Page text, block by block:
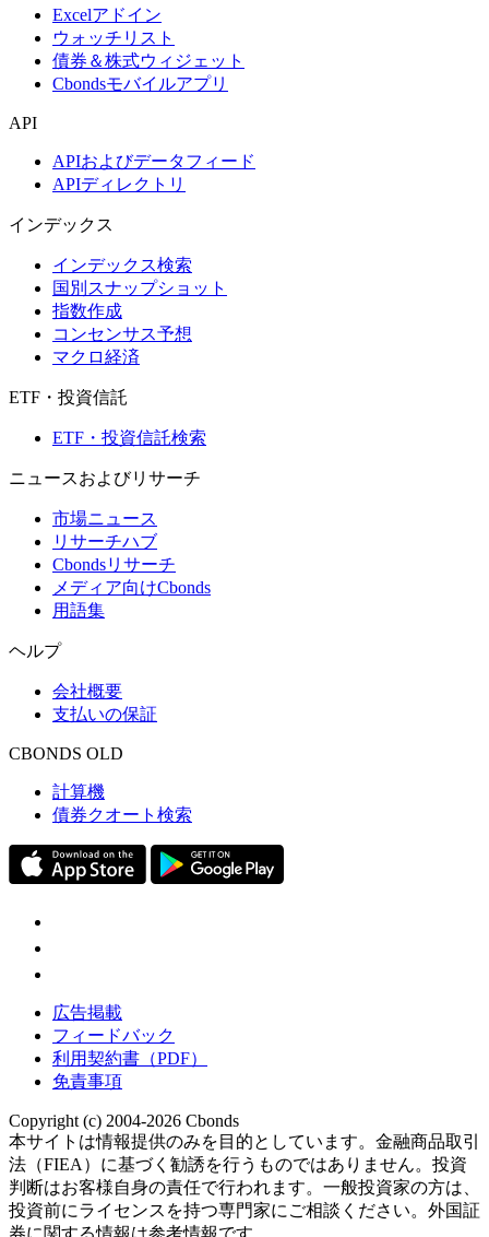
Excelアドイン
ウォッチリスト
債券＆株式ウィジェット
Cbondsモバイルアプリ
API
APIおよびデータフィード
APIディレクトリ
インデックス
インデックス検索
国別スナップショット
指数作成
コンセンサス予想
マクロ経済
ETF・投資信託
ETF・投資信託検索
ニュースおよびリサーチ
市場ニュース
リサーチハブ
Cbondsリサーチ
メディア向けCbonds
用語集
ヘルプ
会社概要
支払いの保証
CBONDS OLD
計算機
債券クオート検索
広告掲載
フィードバック
利用契約書（PDF）
免責事項
Copyright (c) 2004-2026 Cbonds
本サイトは情報提供のみを目的としています。金融商品取引
法（FIEA）に基づく勧誘を行うものではありません。投資
判断はお客様自身の責任で行われます。一般投資家の方は、
投資前にライセンスを持つ専門家にご相談ください。外国証
券に関する情報は参考情報です。